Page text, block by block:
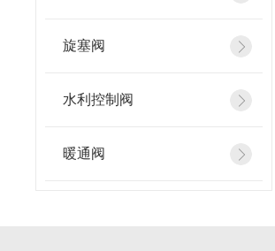
旋塞阀
水利控制阀
暖通阀